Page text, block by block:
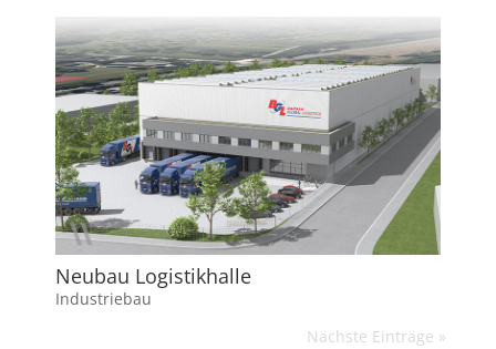
Neubau Logistikhalle
Industriebau
Nächste Einträge »